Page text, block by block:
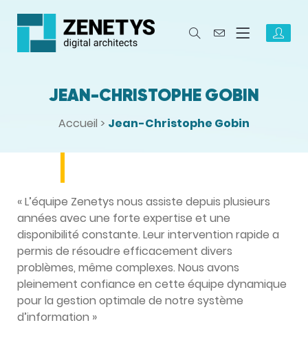
JEAN-CHRISTOPHE GOBIN
Accueil > Jean-Christophe Gobin
« L’équipe Zenetys nous assiste depuis plusieurs
années avec une forte expertise et une
disponibilité constante. Leur intervention rapide a
permis de résoudre efficacement divers
problèmes, même complexes. Nous avons
pleinement confiance en cette équipe dynamique
pour la gestion optimale de notre système
d’information »